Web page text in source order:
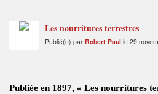
Les nourritures terrestres
Publié(e) par Robert Paul le 29
Publiée en 1897, « Les nourritures